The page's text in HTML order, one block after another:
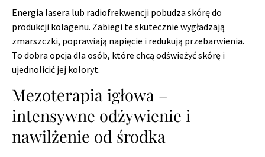
Energia lasera lub radiofrekwencji pobudza skórę do
produkcji kolagenu. Zabiegi te skutecznie wygładzają
zmarszczki, poprawiają napięcie i redukują przebarwienia.
To dobra opcja dla osób, które chcą odświeżyć skórę i
ujednolicić jej koloryt.
Mezoterapia igłowa –
intensywne odżywienie i
nawilżenie od środka